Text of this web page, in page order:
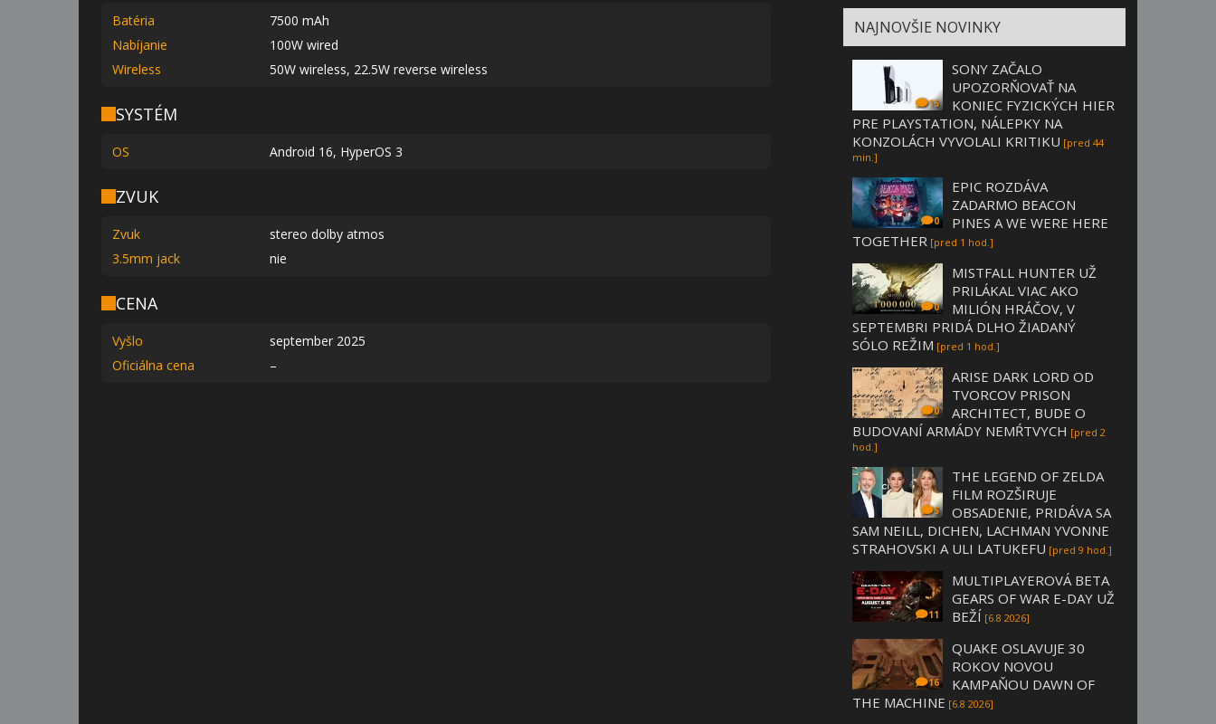
Batéria
7500 mAh
Nabíjanie
100W wired
Wireless
50W wireless, 22.5W reverse wireless
SYSTÉM
OS Android 16, HyperOS 3
ZVUK
Zvuk
stereo dolby atmos
3.5mm jack
nie
CENA
Vyšlo
september 2025
Oficiálna cena
–
NAJNOVŠIE NOVINKY
15
SONY ZAČALO
UPOZORŇOVAŤ NA
KONIEC FYZICKÝCH HIER
PRE PLAYSTATION, NÁLEPKY NA
KONZOLÁCH VYVOLALI KRITIKU [pred 44
min.]
0
EPIC ROZDÁVA
ZADARMO BEACON
PINES A WE WERE HERE
TOGETHER [pred 1 hod.]
0
MISTFALL HUNTER UŽ
PRILÁKAL VIAC AKO
MILIÓN HRÁČOV, V
SEPTEMBRI PRIDÁ DLHO ŽIADANÝ
SÓLO REŽIM [pred 1 hod.]
0
ARISE DARK LORD OD
TVORCOV PRISON
ARCHITECT, BUDE O
BUDOVANÍ ARMÁDY NEMŔTVYCH [pred 2
hod.]
5
THE LEGEND OF ZELDA
FILM ROZŠIRUJE
OBSADENIE, PRIDÁVA SA
SAM NEILL, DICHEN, LACHMAN YVONNE
STRAHOVSKI A ULI LATUKEFU [pred 9 hod.]
11
MULTIPLAYEROVÁ BETA
GEARS OF WAR E-DAY UŽ
BEŽÍ [6.8 2026]
16
QUAKE OSLAVUJE 30
ROKOV NOVOU
KAMPAŇOU DAWN OF
THE MACHINE [6.8 2026]